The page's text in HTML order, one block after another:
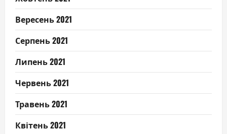
Вересень 2021
Серпень 2021
Липень 2021
Червень 2021
Травень 2021
Квітень 2021